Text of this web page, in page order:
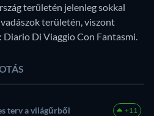
területén jelenleg sokkal
területén, viszont
Di Viaggio Con Fantasmi.
terv a világűrből +11